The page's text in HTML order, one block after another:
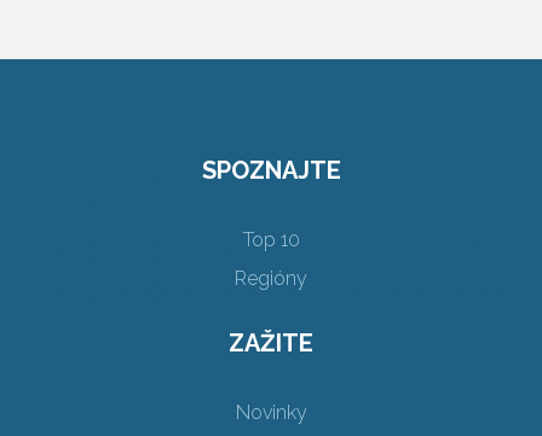
SPOZNAJTE
Top 10
Regióny
ZAŽITE
Novinky